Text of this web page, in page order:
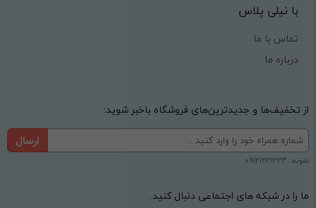
با نیلی پلاس
تماس با ما
درباره ما
از تخفیف‌ها و جدیدترین‌های فروشگاه باخبر شوید:
ارسال
نمونه: 09121231234
ما را در شبکه های اجتماعی دنبال کنید.